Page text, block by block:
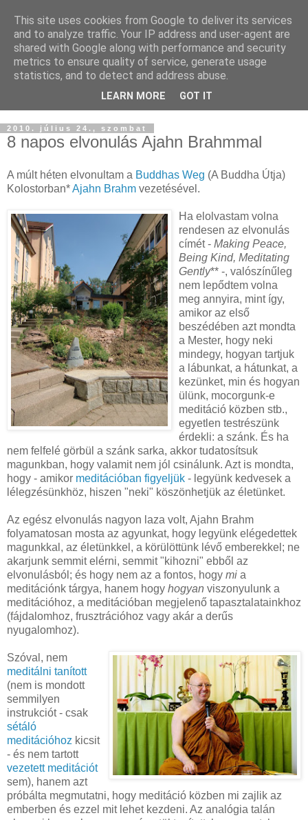
Buddhapest
Hétköznapi buddhizmus
2010. július 24., szombat
8 napos elvonulás Ajahn Brahmmal
A múlt héten elvonultam a Buddhas Weg (A Buddha Útja)
Kolostorban*Ajahn Brahm vezetésével.
Ha elolvastam volna
rendesen az elvonulás
címét - Making Peace,
Being Kind, Meditating
Gently** -, valószínűleg
nem lepődtem volna
meg annyira, mint így,
amikor az első
beszédében azt mondta
a Mester, hogy neki
mindegy, hogyan tartjuk
a lábunkat, a hátunkat, a
kezünket, min és hogyan
ülünk, mocorgunk-e
meditáció közben stb.,
egyetlen testrészünk
érdekli: a szánk. És ha
nem felfelé görbül a szánk sarka, akkor tudatosítsuk
magunkban, hogy valamit nem jól csinálunk. Azt is mondta,
hogy - amikor meditációban figyeljük - legyünk kedvesek a
lélegzésünkhöz, hiszen "neki" köszönhetjük az életünket.
Az egész elvonulás nagyon laza volt, Ajahn Brahm
folyamatosan mosta az agyunkat, hogy legyünk elégedettek
magunkkal, az életünkkel, a körülöttünk lévő emberekkel; ne
akarjunk semmit elérni, semmit "kihozni" ebből az
elvonulásból; és hogy nem az a fontos, hogy mi a
meditációnk tárgya, hanem hogy hogyan viszonyulunk a
meditációhoz, a meditációban megjelenő tapasztalatainkhoz
(fájdalomhoz, frusztrációhoz vagy akár a derűs
nyugalomhoz).
Szóval, nem
meditálni tanított
(nem is mondott
semmilyen
instrukciót - csak
sétáló
meditációhoz kicsit
- és nem tartott
vezetett meditációt
sem), hanem azt
próbálta megmutatni, hogy meditáció közben mi zajlik az
emberben és ezzel mit lehet kezdeni. Az analógia talán
This site uses cookies from Google to deliver its services
and to analyze traffic. Your IP address and user-agent are
shared with Google along with performance and security
metrics to ensure quality of service, generate usage
statistics, and to detect and address abuse.
LEARN MORE GOT IT